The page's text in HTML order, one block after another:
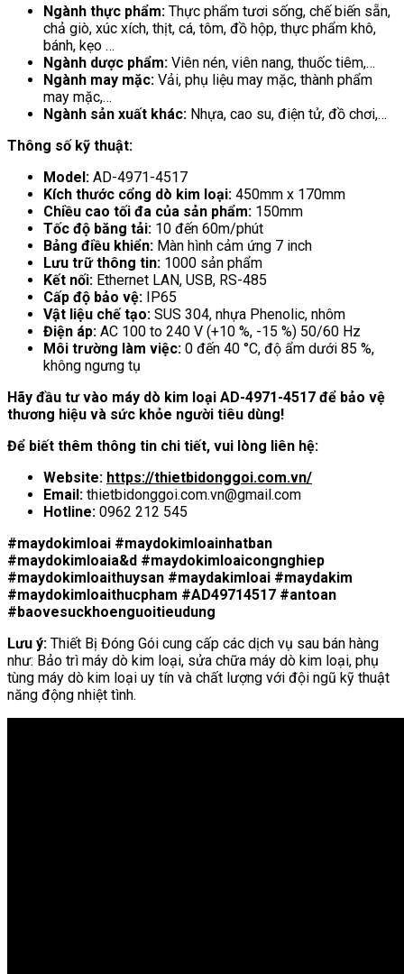
Ngành thực phẩm: Thực phẩm tươi sống, chế biến sẵn,
chả giò, xúc xích, thịt, cá, tôm, đồ hộp, thực phẩm khô,
bánh, kẹo …
Ngành dược phẩm: Viên nén, viên nang, thuốc tiêm,…
Ngành may mặc: Vải, phụ liệu may mặc, thành phẩm
may mặc,…
Ngành sản xuất khác: Nhựa, cao su, điện tử, đồ chơi,…
Thông số kỹ thuật:
Model: AD-4971-4517
Kích thước cổng dò kim loại: 450mm x 170mm
Chiều cao tối đa của sản phẩm: 150mm
Tốc độ băng tải: 10 đến 60m/phút
Bảng điều khiển: Màn hình cảm ứng 7 inch
Lưu trữ thông tin: 1000 sản phẩm
Kết nối: Ethernet LAN, USB, RS-485
Cấp độ bảo vệ: IP65
Vật liệu chế tạo: SUS 304, nhựa Phenolic, nhôm
Điện áp: AC 100 to 240 V (+10 %, -15 %) 50/60 Hz
Môi trường làm việc: 0 đến 40 °C, độ ẩm dưới 85 %,
không ngưng tụ
Hãy đầu tư vào máy dò kim loại AD-4971-4517 để bảo vệ
thương hiệu và sức khỏe người tiêu dùng!
Để biết thêm thông tin chi tiết, vui lòng liên hệ:
Website: https://thietbidonggoi.com.vn/
Email: thietbidonggoi.com.vn@gmail.com
Hotline: 0962 212 545
#maydokimloai #maydokimloainhatban
#maydokimloaia&d #maydokimloaicongnghiep
#maydokimloaithuysan #maydakimloai #maydakim
#maydokimloaithucpham #AD49714517 #antoan
#baovesuckhoenguoitieudung
Lưu ý: Thiết Bị Đóng Gói cung cấp các dịch vụ sau bán hàng
như: Bảo trì máy dò kim loại, sửa chữa máy dò kim loại, phụ
tùng máy dò kim loại uy tín và chất lượng với đội ngũ kỹ thuật
năng động nhiệt tình.